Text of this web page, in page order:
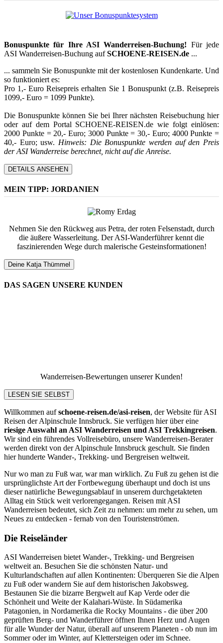
Bonuspunkte für Ihre ASI Wanderreisen-Buchung! Für jede
ASI Wanderreisen-Buchung aufSCHOENE-REISEN.de ...
... sammeln Sie Bonuspunkte mit der kostenlosen Kundenkarte. Und
so funktioniert es:
Pro 1,- Euro Reisepreis erhalten Sie 1 Bonuspunkt (z.B. Reisepreis
1099,- Euro = 1099 Punkte).
Die Bonuspunkte können Sie bei Ihrer nächsten Reisebuchung hier
oder auf dem Portal SCHOENE-REISEN.de wie folgt einlösen:
2000 Punkte = 20,- Euro; 3000 Punkte = 30,- Euro; 4000 Punkte =
40,- Euro; usw. Hinweis: Die Bonuspunkte werden auf den Preis
der ASI Wanderreise berechnet, nicht auf die Anreise.
DETAILS ANSEHEN
MEIN TIPP: JORDANIEN
Nehmen Sie den Rückweg aus Petra, der roten Felsenstadt, durch
die äußere Wasserleitung. Der ASI-Wanderführer kennt die
faszinierenden Wege durch malerische Gesteinsformationen!
Deine Katja Thümmel
DAS SAGEN UNSERE KUNDEN
Wanderreisen-Bewertungen unserer Kunden!
LESEN SIE SELBST
Willkommen aufschoene-reisen.de/asi-reisen, der Website für ASI
Reisen der Alpinschule Innsbruck. Sie verfügen hier über eine
riesige Auswahl an ASI Wanderreisen und ASI Trekkingreisen.
Wir sind ein führendes Vollreisebüro, unsere Wanderreisen-Berater
werden direkt von der Alpinschule Innsbruck geschult. Sie finden
hier hunderte Wander-, Trekking- und Bergreisen weltweit.
Nur wo man zu Fuß war, war man wirklich. Zu Fuß zu gehen ist die
ursprünglichste Art der Fortbewegung überhaupt und doch ist uns
dieser natürliche Bewegungsablauf in unserem durchgetakteten
Alltag ein Stück weit verlorengegangen. Reisen mit ASI
Wanderreisen bedeutet, sich Zeit zu nehmen: um mehr zu sehen, um
Neues zu entdecken - fernab von den Touristenströmen.
Die Reiseländer
ASI Wanderreisen bietet Wander-, Trekking- und Bergreisen
weltweit an. Besuchen Sie die schönsten Natur- und
Kulturlandschaften auf allen Kontinenten: Überqueren Sie die Alpen
zu Fuß oder wandern Sie auf dem historischen Jakobsweg.
Bestaunen Sie die bizarre Bergwelt auf Kap Verde oder die
Schönheit und Weite der Kalahari-Wüste. In Südamerika
Patagonien, in Nordamerika die Rocky Mountains - die über 200
geprüften Berg- und Wanderführer öffnen Ihnen Herz und Augen
für alle Wunder der Natur, überall auf unserem Planeten - ob nun im
Sommer oder im Winter, auf Klettersteigen oder im Schnee.